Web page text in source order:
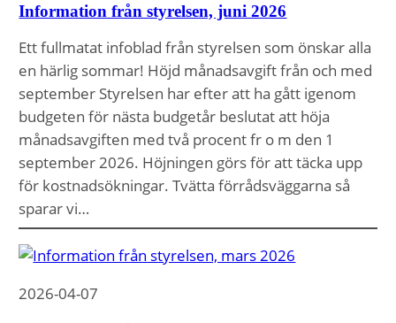
Information från styrelsen, juni 2026
Ett fullmatat infoblad från styrelsen som önskar alla
en härlig sommar! Höjd månadsavgift från och med
september Styrelsen har efter att ha gått igenom
budgeten för nästa budgetår beslutat att höja
månadsavgiften med två procent fr o m den 1
september 2026. Höjningen görs för att täcka upp
för kostnadsökningar. Tvätta förrådsväggarna så
sparar vi…
2026-04-07